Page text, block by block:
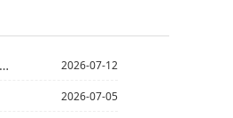
2026-07-12
2026-07-05